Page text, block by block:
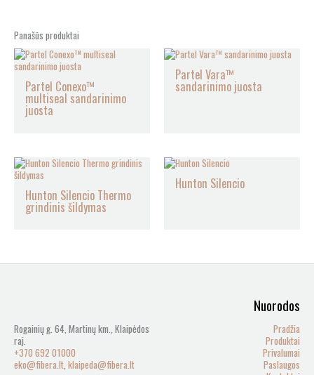
Panašūs produktai
Partel Conexo™
multiseal sandarinimo
juosta
Partel Vara™
sandarinimo juosta
Hunton Silencio Thermo
grindinis šildymas
Hunton Silencio
Rogainių g. 64, Martinų km., Klaipėdos
raj.
+370 692 01000
eko@fibera.lt, klaipeda@fibera.lt
Nuorodos
Pradžia
Produktai
Privalumai
Paslaugos